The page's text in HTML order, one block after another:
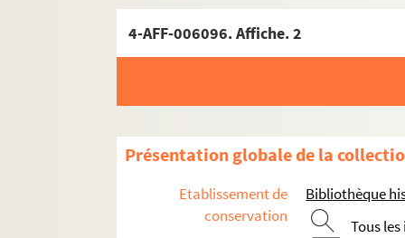
4-AFF-006096. Affiche. 2
Présentation globale de la
Etablissement de
conservation
Bibliothèque
Tous
Vie professionnelle